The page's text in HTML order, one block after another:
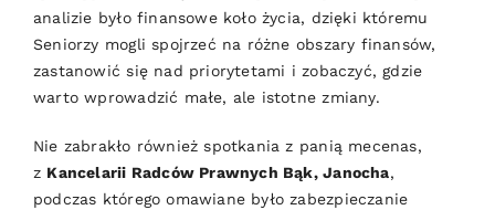
analizie było finansowe koło życia, dzięki któremu
Seniorzy mogli spojrzeć na różne obszary finansów,
zastanowić się nad priorytetami i zobaczyć, gdzie
warto wprowadzić małe, ale istotne zmiany.
Nie zabrakło również spotkania z panią mecenas,
z Kancelarii Radców Prawnych Bąk, Janocha,
podczas którego omawiane było zabezpieczanie